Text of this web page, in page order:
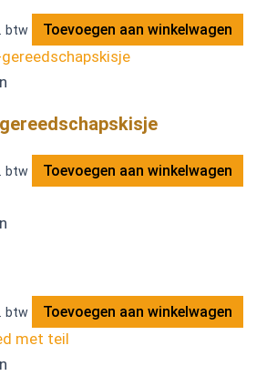
btw Toevoegen aan winkelwagen
btw Toevoegen aan winkelwagen
btw Toevoegen aan winkelwagen